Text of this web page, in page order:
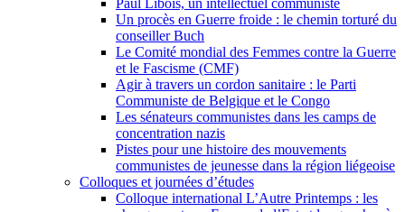
Paul Libois, un intellectuel communiste
Un procès en Guerre froide : le chemin torturé du
conseiller Buch
Le Comité mondial des Femmes contre la Guerre
et le Fascisme (CMF)
Agir à travers un cordon sanitaire : le Parti
Communiste de Belgique et le Congo
Les sénateurs communistes dans les camps de
concentration nazis
Pistes pour une histoire des mouvements
communistes de jeunesse dans la région liégeoise
Colloques et journées d’études
Colloque international L’Autre Printemps : les